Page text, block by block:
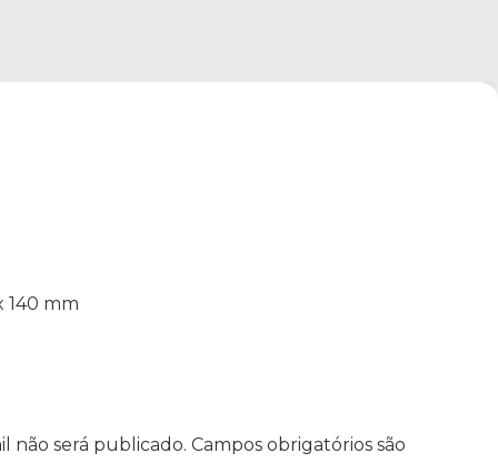
140 mm
não será publicado. Campos obrigatórios são